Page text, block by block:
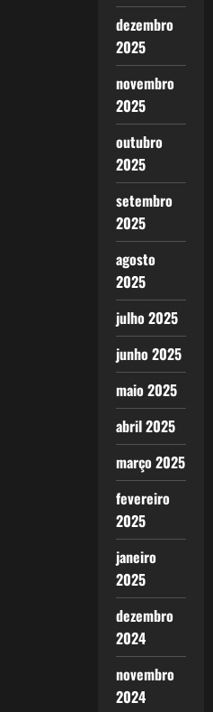
dezembro
2025
novembro
2025
outubro
2025
setembro
2025
agosto
2025
julho 2025
junho 2025
maio 2025
abril 2025
março 2025
fevereiro
2025
janeiro
2025
dezembro
2024
novembro
2024